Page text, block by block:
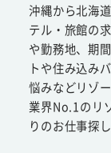
沖縄から北海
テル・旅館の
や勤務地、期
トや住み込み
悩みなどリゾ
業界No.1のリ
りのお仕事探